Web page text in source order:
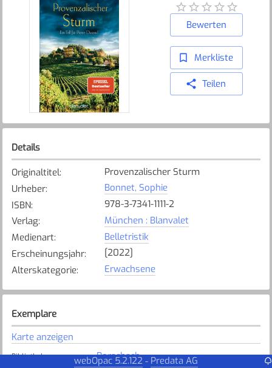
Bewerten
Merkliste
Teilen
Details
Originaltitel:
Provenzalischer Sturm
Urheber:
Bonnet, Sophie
ISBN:
978-3-7341-1111-2
Verlag:
München : Blanvalet
Medienart:
Belletristik
Erscheinungsjahr:
[2022]
Alterskategorie: Erwachsene
Exemplare
Karte anzeigen
Bibliothek: Rorschach
webOpac 5.2.122 - Predata AG